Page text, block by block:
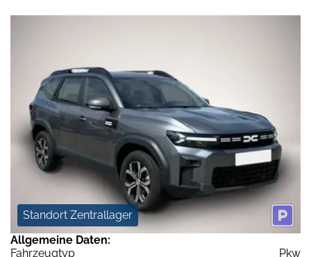
Standort Zentrallager
Allgemeine Daten:
Fahrzeugtyp
Pkw